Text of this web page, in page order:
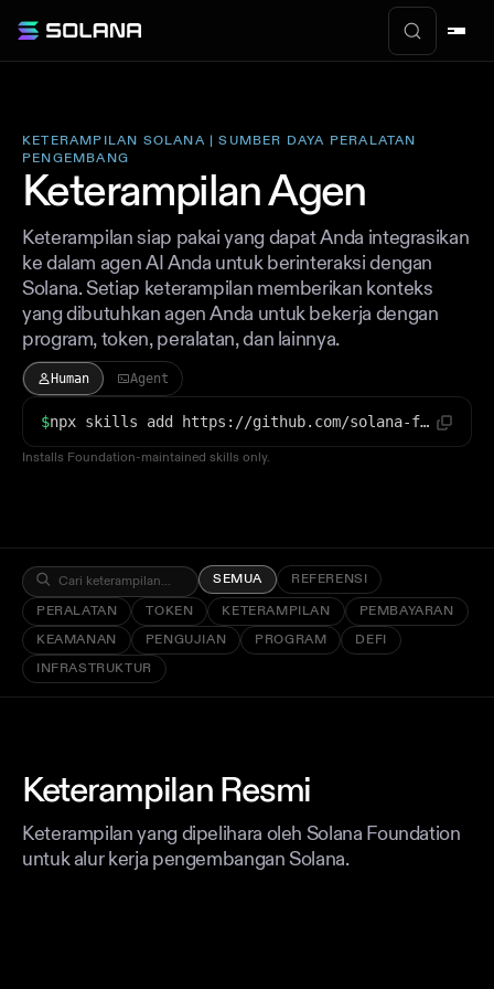
KETERAMPILAN SOLANA | SUMBER DAYA PERALATAN
PENGEMBANG
Keterampilan Agen
Keterampilan siap pakai yang dapat Anda integrasikan
ke dalam agen AI Anda untuk berinteraksi dengan
Solana. Setiap keterampilan memberikan konteks
yang dibutuhkan agen Anda untuk bekerja dengan
program, token, peralatan, dan lainnya.
Human Agent
$ npx skills add https://github.com/solana-foundation/solana-dev-skill
Installs Foundation-maintained skills only.
SEMUA
REFERENSI
PERALATAN
TOKEN KETERAMPILAN
PEMBAYARAN
KEAMANAN
PENGUJIAN PROGRAM
DEFI
INFRASTRUKTUR
Keterampilan Resmi
Keterampilan yang dipelihara oleh Solana Foundation
untuk alur kerja pengembangan Solana.